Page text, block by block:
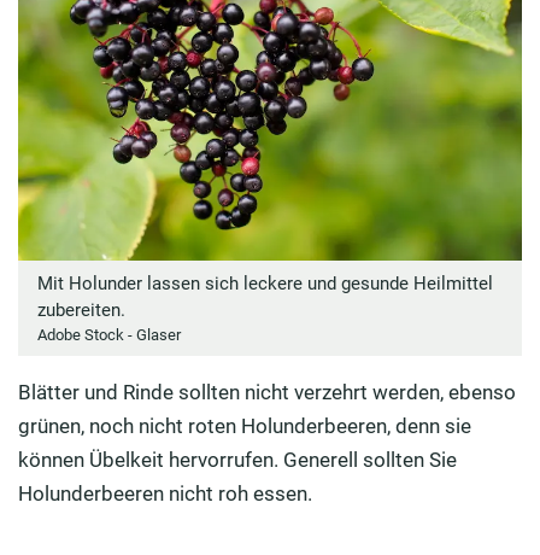
Mit Holunder lassen sich leckere und gesunde Heilmittel
zubereiten.
Adobe Stock - Glaser
Blätter und Rinde sollten nicht verzehrt werden, ebenso
grünen, noch nicht roten Holunderbeeren, denn sie
können Übelkeit hervorrufen. Generell sollten Sie
Holunderbeeren nicht roh essen.